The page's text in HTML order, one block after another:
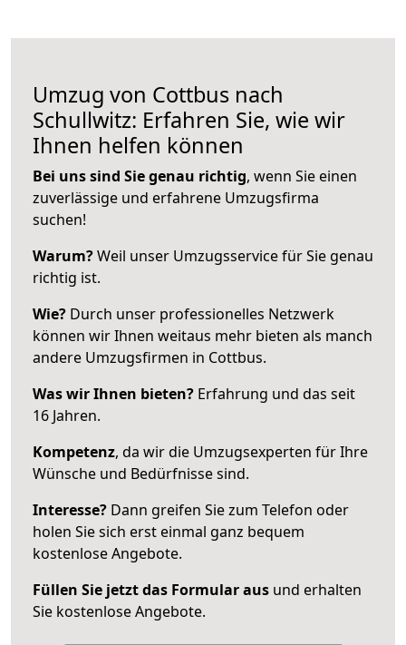
Umzug von Cottbus nach
Schullwitz: Erfahren Sie, wie wir
Ihnen helfen können
Bei uns sind Sie genau richtig, wenn Sie einen
zuverlässige und erfahrene Umzugsfirma
suchen!
Warum?Weil unser Umzugsservice für Sie genau
richtig ist.
Wie? Durch unser professionelles Netzwerk
können wir Ihnen weitaus mehr bieten als manch
andere Umzugsfirmen in Cottbus.
Was wir Ihnen bieten? Erfahrung und das seit
16 Jahren.
Kompetenz, da wir die Umzugsexperten für Ihre
Wünsche und Bedürfnisse sind.
Interesse? Dann greifen Sie zum Telefon oder
holen Sie sich erst einmal ganz bequem
kostenlose Angebote.
Füllen Sie jetzt das Formular aus und erhalten
Sie kostenlose Angebote.